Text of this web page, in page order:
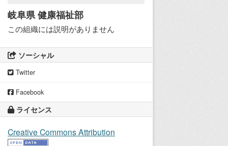
岐阜県 健康福祉部
この組織には説明がありません
ソーシャル
Twitter
Facebook
ライセンス
Creative Commons Attribution